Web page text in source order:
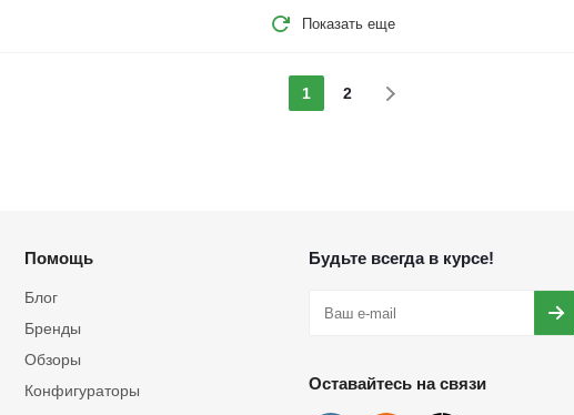
Показать еще
1 2
Помощь
Блог
Бренды
Обзоры
Конфигураторы
Будьте всегда в курсе!
Оставайтесь на связи